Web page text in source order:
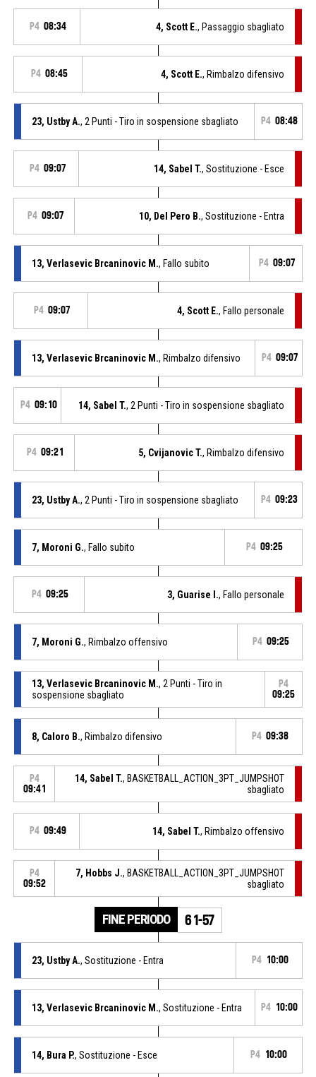
P4 08:34 4, Scott E., Passaggio sbagliato
P4 08:45 4, Scott E., Rimbalzo difensivo
23, Ustby A., 2 Punti - Tiro in sospensione sbagliato P4 08:48
P4 09:07 14, Sabel T., Sostituzione - Esce
P4 09:07 10, Del Pero B., Sostituzione - Entra
13, Verlasevic Brcaninovic M., Fallo subito P4 09:07
P4 09:07 4, Scott E., Fallo personale
13, Verlasevic Brcaninovic M., Rimbalzo difensivo P4 09:07
P4 09:10 14, Sabel T., 2 Punti - Tiro in sospensione sbagliato
P4 09:21 5, Cvijanovic T., Rimbalzo difensivo
23, Ustby A., 2 Punti - Tiro in sospensione sbagliato P4 09:23
7, Moroni G., Fallo subito P4 09:25
P4 09:25 3, Guarise I., Fallo personale
7, Moroni G., Rimbalzo offensivo P4 09:25
13, Verlasevic Brcaninovic M., 2 Punti - Tiro in
sospensione sbagliato
P4
09:25
8, Caloro B., Rimbalzo difensivo P4 09:38
P4
09:41
14, Sabel T., BASKETBALL_ACTION_3PT_JUMPSHOT
sbagliato
P4 09:49 14, Sabel T., Rimbalzo offensivo
P4
09:52
7, Hobbs J., BASKETBALL_ACTION_3PT_JUMPSHOT
sbagliato
FINE PERIODO 61-57
23, Ustby A., Sostituzione - Entra P4 10:00
13, Verlasevic Brcaninovic M., Sostituzione - Entra P4 10:00
14, Bura P., Sostituzione - Esce P4 10:00